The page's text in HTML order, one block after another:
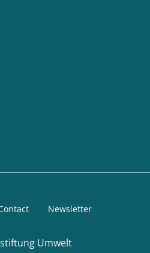
Umwelt
Newsletter